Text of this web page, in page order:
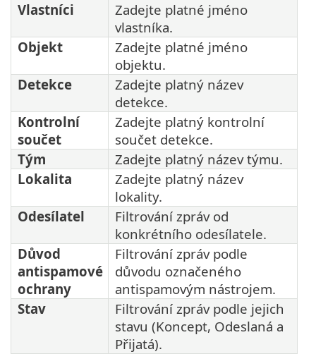
Vlastníci
Zadejte platné jméno
vlastníka.
Objekt
Zadejte platné jméno
objektu.
Detekce
Zadejte platný název
detekce.
Kontrolní
součet
Zadejte platný kontrolní
součet detekce.
Tým
Zadejte platný název týmu.
Lokalita
Zadejte platný název
lokality.
Odesílatel
Filtrování zpráv od
konkrétního odesílatele.
Důvod
antispamové
ochrany
Filtrování zpráv podle
důvodu označeného
antispamovým nástrojem.
Stav
Filtrování zpráv podle jejich
stavu (Koncept, Odeslaná a
Přijatá).